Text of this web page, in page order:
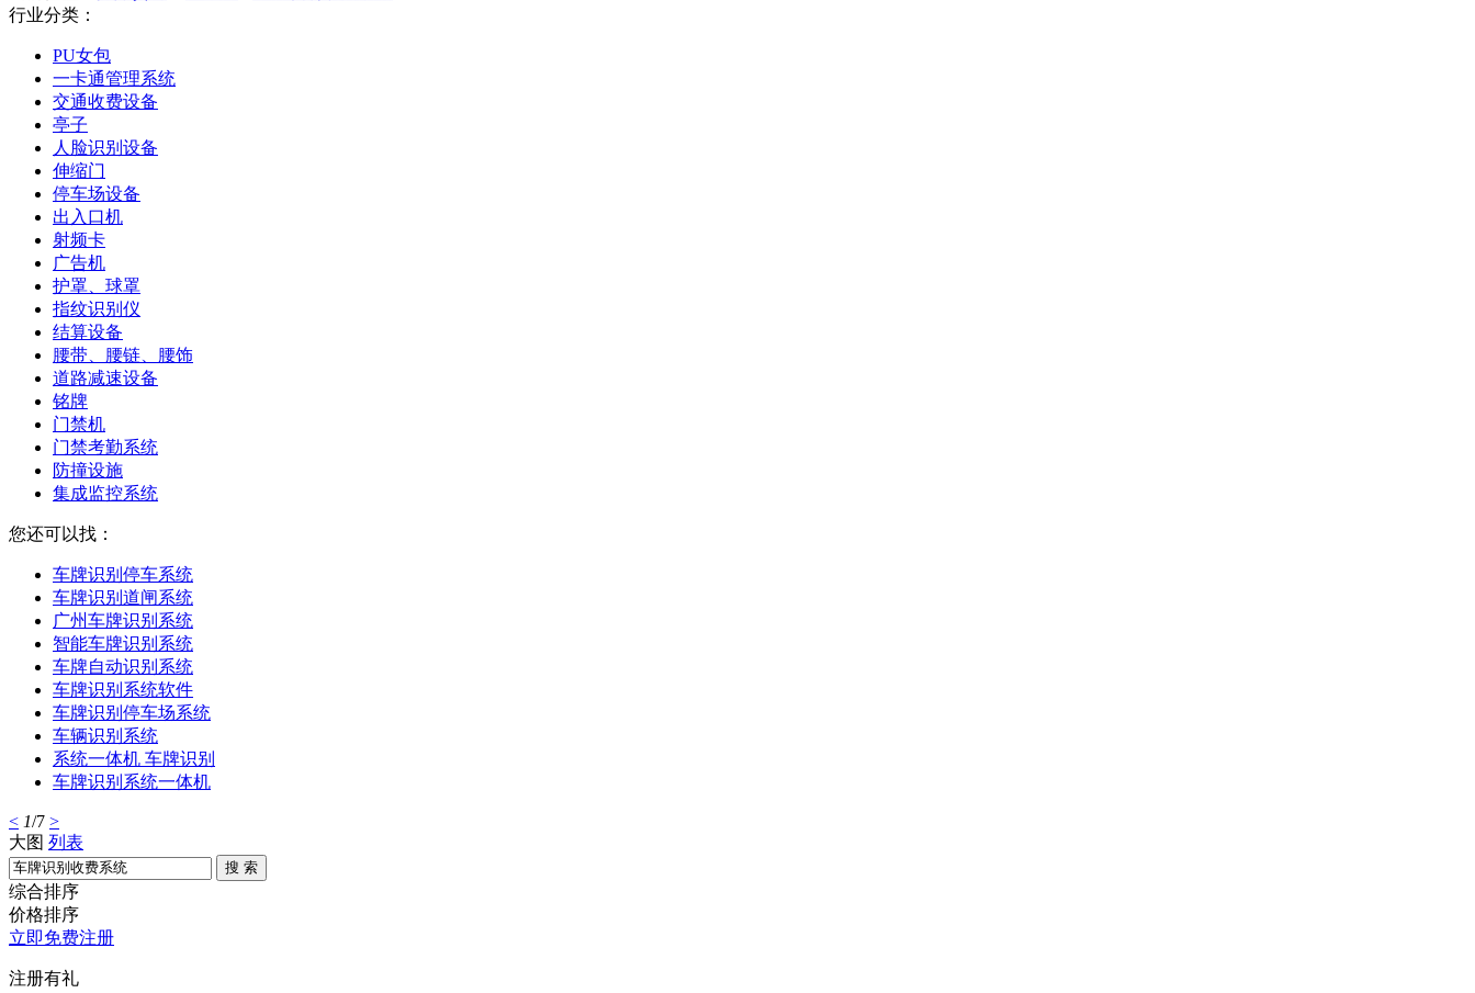
行业分类：
PU女包
一卡通管理系统
交通收费设备
亭子
人脸识别设备
伸缩门
停车场设备
出入口机
射频卡
广告机
护罩、球罩
指纹识别仪
结算设备
腰带、腰链、腰饰
道路减速设备
铭牌
门禁机
门禁考勤系统
防撞设施
集成监控系统
您还可以找：
车牌识别停车系统
车牌识别道闸系统
广州车牌识别系统
智能车牌识别系统
车牌自动识别系统
车牌识别系统软件
车牌识别停车场系统
车辆识别系统
系统一体机 车牌识别
车牌识别系统一体机
< 1/7 >
大图 列表
搜 索
综合排序
价格排序
立即免费注册
注册有礼